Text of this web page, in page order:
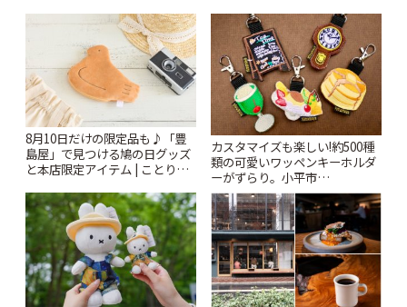
8月10日だけの限定品も♪「豊
島屋」で見つける鳩の日グッズ
と本店限定アイテム | ことりっ
カスタマイズも楽しい!約500種
類の可愛いワッペンキーホルダ
ーがずらり。小平市
「Kimamaya T&K」 | ことりっ
ぷ